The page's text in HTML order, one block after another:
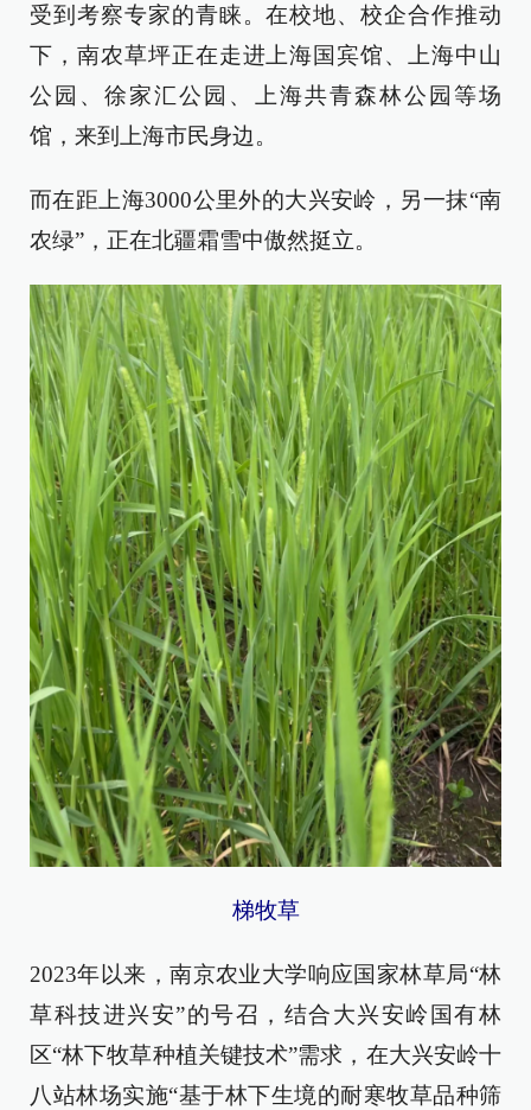
受到考察专家的青睐。在校地、校企合作推动
下，南农草坪正在走进上海国宾馆、上海中山
公园、徐家汇公园、上海共青森林公园等场
馆，来到上海市民身边。
而在距上海3000公里外的大兴安岭，另一抹“南
农绿”，正在北疆霜雪中傲然挺立。
梯牧草
2023年以来，南京农业大学响应国家林草局“林
草科技进兴安”的号召，结合大兴安岭国有林
区“林下牧草种植关键技术”需求，在大兴安岭十
八站林场实施“基于林下生境的耐寒牧草品种筛